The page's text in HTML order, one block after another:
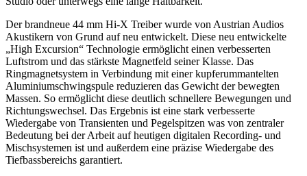
Der brandneue 44 mm Hi-X Treiber wurde von Austrian Audios
Akustikern von Grund auf neu entwickelt. Diese neu entwickelte
„High Excursion“ Technologie ermöglicht einen verbesserten
Luftstrom und das stärkste Magnetfeld seiner Klasse. Das
Ringmagnetsystem in Verbindung mit einer kupferummantelten
Aluminiumschwingspule reduzieren das Gewicht der bewegten
Massen. So ermöglicht diese deutlich schnellere Bewegungen und
Richtungswechsel. Das Ergebnis ist eine stark verbesserte
Wiedergabe von Transienten und Pegelspitzen was von zentraler
Bedeutung bei der Arbeit auf heutigen digitalen Recording- und
Mischsystemen ist und außerdem eine präzise Wiedergabe des
Tiefbassbereichs garantiert.